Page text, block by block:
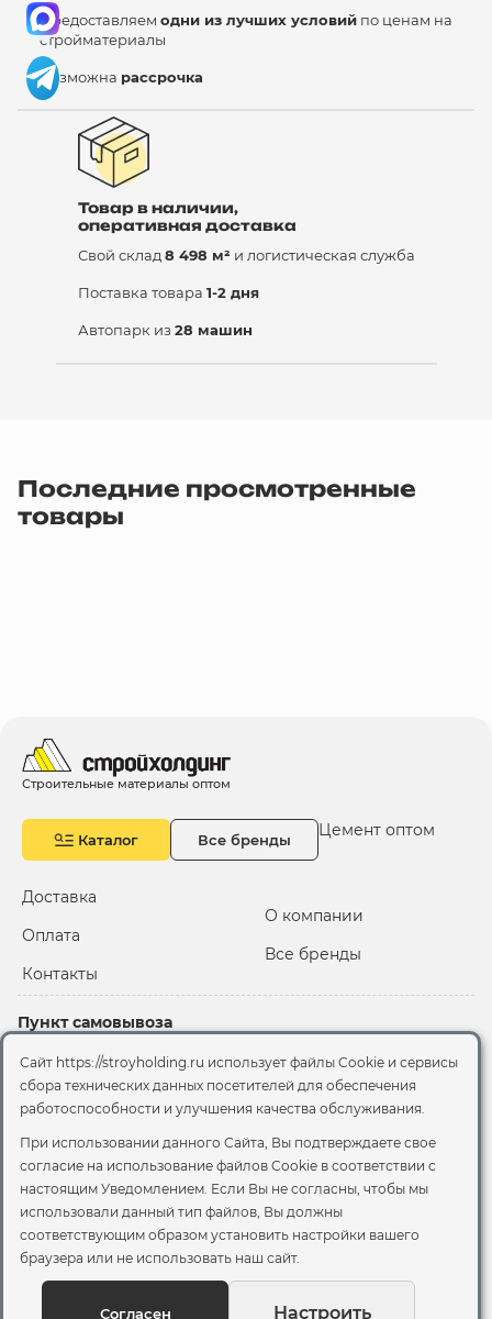
Предоставляем одни из лучших условий по ценам на
стройматериалы
Возможна рассрочка
Товар в наличии,
оперативная доставка
Свой склад 8 498 м² и логистическая служба
Поставка товара 1-2 дня
Автопарк из 28 машин
Последние просмотренные
товары
Строительные материалы оптом
Каталог Все бренды Цемент оптом
Доставка
Оплата
Контакты
О компании
Все бренды
Пункт самовывоза
2-й Иртышский проезд,
территория 2А стр.3
Офис
Москва, ул. Вятская, 49с1
© 2026 Стройхолдинг | г. Москва
Договор оферта
Политика конфиденциальности
Сайт https://stroyholding.ru использует файлы Cookie и сервисы
сбора технических данных посетителей для обеспечения
работоспособности и улучшения качества обслуживания.
При использовании данного Сайта, Вы подтверждаете свое
согласие на использование файлов Cookie в соответствии с
настоящим Уведомлением. Если Вы не согласны, чтобы мы
использовали данный тип файлов, Вы должны
соответствующим образом установить настройки вашего
браузера или не использовать наш сайт.
Согласен Настроить